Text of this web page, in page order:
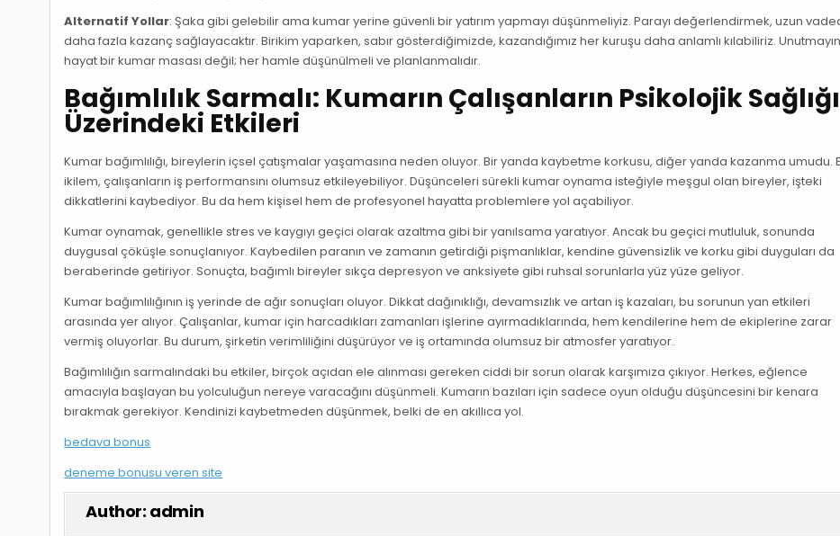
Alternatif Yollar: Şaka gibi gelebilir ama kumar yerine güvenli bir yatırım yapmayı düşünmeliyiz. Parayı değerlendirmek, uzun
daha fazla kazanç sağlayacaktır. Birikim yaparken, sabır gösterdiğimizde, kazandığımız her kuruşu daha anlamlı kılabiliriz.
hayat bir kumar masası değil; her hamle düşünülmeli ve planlanmalıdır.
Bağımlılık Sarmalı: Kumarın Çalışanların Psikolojik Sağlığı
Üzerindeki Etkileri
Kumar bağımlılığı, bireylerin içsel çatışmalar yaşamasına neden oluyor. Bir yanda kaybetme korkusu, diğer yanda kazanma umudu.
ikilem, çalışanların iş performansını olumsuz etkileyebiliyor. Düşünceleri sürekli kumar oynama isteğiyle meşgul olan bireyler, işteki
dikkatlerini kaybediyor. Bu da hem kişisel hem de profesyonel hayatta problemlere yol açabiliyor.
Kumar oynamak, genellikle stres ve kaygıyı geçici olarak azaltma gibi bir yanılsama yaratıyor. Ancak bu geçici mutluluk, sonunda
duygusal çöküşle sonuçlanıyor. Kaybedilen paranın ve zamanın getirdiği pişmanlıklar, kendine güvensizlik ve korku gibi duyguları da
beraberinde getiriyor. Sonuçta, bağımlı bireyler sıkça depresyon ve anksiyete gibi ruhsal sorunlarla yüz yüze geliyor.
Kumar bağımlılığının iş yerinde de ağır sonuçları oluyor. Dikkat dağınıklığı, devamsızlık ve artan iş kazaları, bu sorunun yan etkileri
arasında yer alıyor. Çalışanlar, kumar için harcadıkları zamanları işlerine ayırmadıklarında, hem kendilerine hem de ekiplerine zarar
vermiş oluyorlar. Bu durum, şirketin verimliliğini düşürüyor ve iş ortamında olumsuz bir atmosfer yaratıyor.
Bağımlılığın sarmalındaki bu etkiler, birçok açıdan ele alınması gereken ciddi bir sorun olarak karşımıza çıkıyor. Herkes, eğlence
amacıyla başlayan bu yolculuğun nereye varacağını düşünmeli. Kumarın bazıları için sadece oyun olduğu düşüncesini bir kenara
bırakmak gerekiyor. Kendinizi kaybetmeden düşünmek, belki de en akıllıca yol.
bedava bonus
deneme bonusu veren site
Author: admin